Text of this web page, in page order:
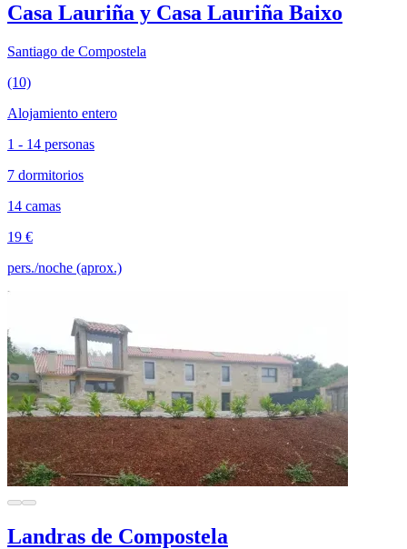
Casa Lauriña y Casa Lauriña Baixo
Santiago de Compostela
(10)
Alojamiento entero
1 - 14 personas
7 dormitorios
14 camas
19 €
pers./noche (aprox.)
Landras de Compostela